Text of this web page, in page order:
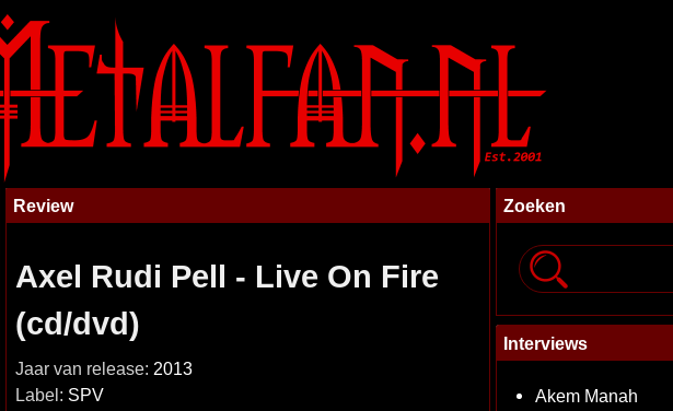
Review
Axel Rudi Pell - Live On Fire
(cd/dvd)
Jaar van release: 2013
Label: SPV
Zoeken
Interviews
Akem Manah